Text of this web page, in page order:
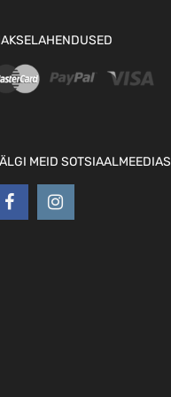
MEID SOTSIAALMEEDIAS